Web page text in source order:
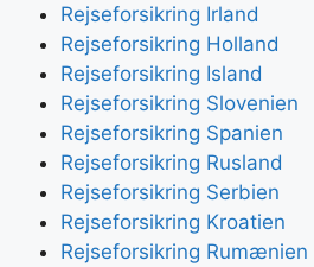
Rejseforsikring Irland
Rejseforsikring Holland
Rejseforsikring Island
Rejseforsikring Slovenien
Rejseforsikring Spanien
Rejseforsikring Rusland
Rejseforsikring Serbien
Rejseforsikring Kroatien
Rejseforsikring Rumænien